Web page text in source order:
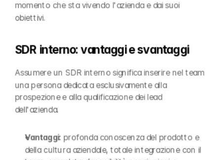
momento che sta vivendo l'azienda e dai suoi
obiettivi.
SDR interno: vantaggi e svantaggi
Assumere un SDR interno significa inserire nel team
una persona dedicata esclusivamente alla
prospezione e alla qualificazione dei lead
dell'azienda.
Vantaggi: profonda conoscenza del prodotto e
della cultura aziendale, totale integrazione con il